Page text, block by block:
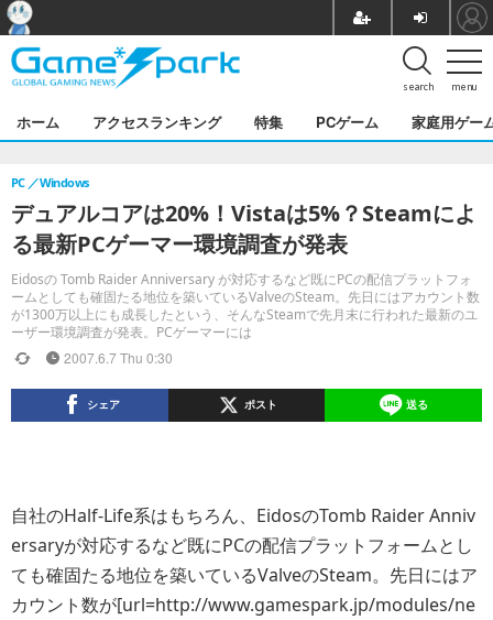
menu
search
ホーム アクセスランキング 特集 PCゲーム 家庭用ゲー
デュアルコアは20%！Vistaは5%？Steamによ
る最新PCゲーマー環境調査が発表
Eidosの Tomb Raider Anniversary が対応するなど既にPCの配信プラットフォ
ームとしても確固たる地位を築いているValveのSteam。先日にはアカウント数
が1300万以上にも成長したという、そんなSteamで先月末に行われた最新のユ
ーザー環境調査が発表。PCゲーマーには
PC Windows
2007.6.7 Thu 0:30
シェア ポスト 送る
自社のHalf-Life系はもちろん、EidosのTomb Raider Anniv
ersaryが対応するなど既にPCの配信プラットフォームとし
ても確固たる地位を築いているValveのSteam。先日にはア
カウント数が[url=http://www.gamespark.jp/modules/ne